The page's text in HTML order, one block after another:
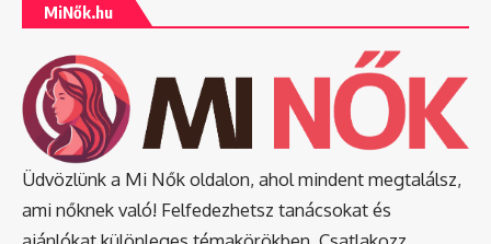
MiNők.hu
Üdvözlünk a Mi Nők oldalon, ahol mindent megtalálsz,
ami nőknek való! Felfedezhetsz tanácsokat és